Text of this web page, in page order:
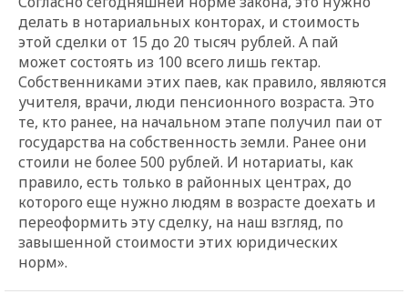
делать в нотариальных конторах, и стоимость
этой сделки от 15 до 20 тысяч рублей. А пай
может состоять из 100 всего лишь гектар.
Собственниками этих паев, как правило, являются
учителя, врачи, люди пенсионного возраста. Это
те, кто ранее, на начальном этапе получил паи от
государства на собственность земли. Ранее они
стоили не более 500 рублей. И нотариаты, как
правило, есть только в районных центрах, до
которого еще нужно людям в возрасте доехать и
переоформить эту сделку, на наш взгляд, по
завышенной стоимости этих юридических
норм».